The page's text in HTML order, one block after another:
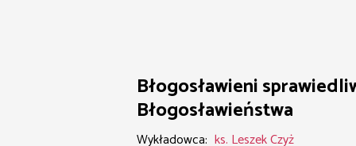
Błogosławieni
Błogosławieństwa
Wykładowca: ks. Leszek Czyż